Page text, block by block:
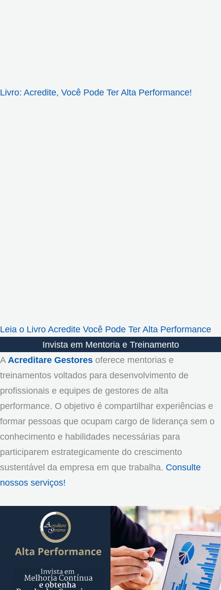
Livro: Acredite, Você Pode Ter Alta Performance!
Leia o Livro Acredite Você Pode Ter Alta Performance
Invista em Mentoria e Treinamento
A Acreditare Gestores oferece mentorias e
treinamentos voltados para desenvolvimento de
profissionais e equipes de gestores de alta
performance. O objetivo é compartilhar experiências e
formar pessoas que ocupam cargo de liderança sem o
conhecimento e habilidades necessárias para
participarem estrategicamente do crescimento
sustentável da empresa em que trabalha. Consulte
nossos serviços!